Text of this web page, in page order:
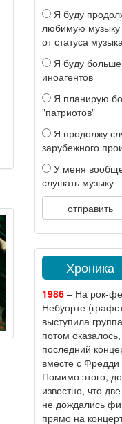
Я буду
любимую музыку
от статуса
Я буду больше
иноагентов
Я планирую
"патриотов"
Я продолжу
зарубежного
У меня
слушать музыку
отправить
Хроника
1986– На рок-
Небуорте
выступила
потом
последний
вместе с
Помимо этого,
известно, что
не дождались
прямо на